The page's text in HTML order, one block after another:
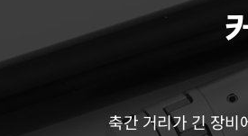
축간 거리가 긴 장비